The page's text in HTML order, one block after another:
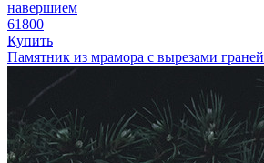
61800
Купить
Памятник из мрамора с вырезами граней